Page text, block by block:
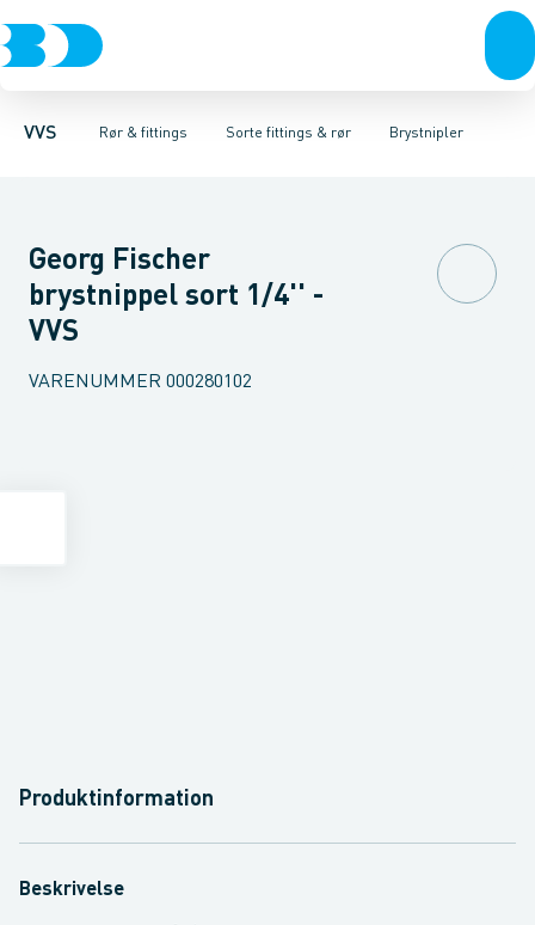
VVS Rør & fittings
Rør & fittingsPressfittings & rørKuglehaner & ventiler
Sorte fittings & rør
Sorte fittings & rørGalvaniseret fittings & rørRustfrit fittings
Brystnipler
RørNippelrørVinkler muffe-nippelVinkler muffe-muffe
Georg Fischer
brystnippel sort 1/4'' -
VVS
VARENUMMER 000280102
Produktinformation
Beskrivelse